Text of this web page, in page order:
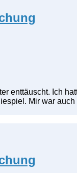
enttäuscht. Ich
Mir war